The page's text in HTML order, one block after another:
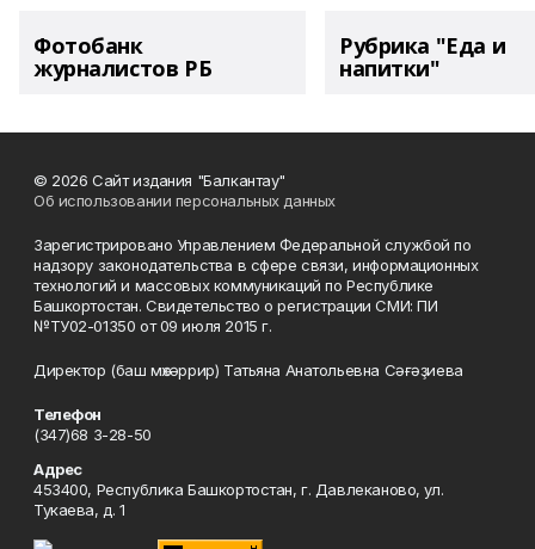
Фотобанк
журналистов РБ
Рубрика "Еда и
напитки"
© 2026 Сайт издания "Балкантау"
Об использовании персональных данных
Зарегистрировано Управлением Федеральной службой по
надзору законодательства в сфере связи, информационных
технологий и массовых коммуникаций по Республике
Башкортостан. Свидетельство о регистрации СМИ: ПИ
№ТУ02-01350 от 09 июля 2015 г.
Директор (баш мөхәррир) Татьяна Анатольевна Сәғәҙиева
Телефон
(347)68 3-28-50
Адрес
453400, Республика Башкортостан, г. Давлеканово, ул.
Тукаева, д. 1